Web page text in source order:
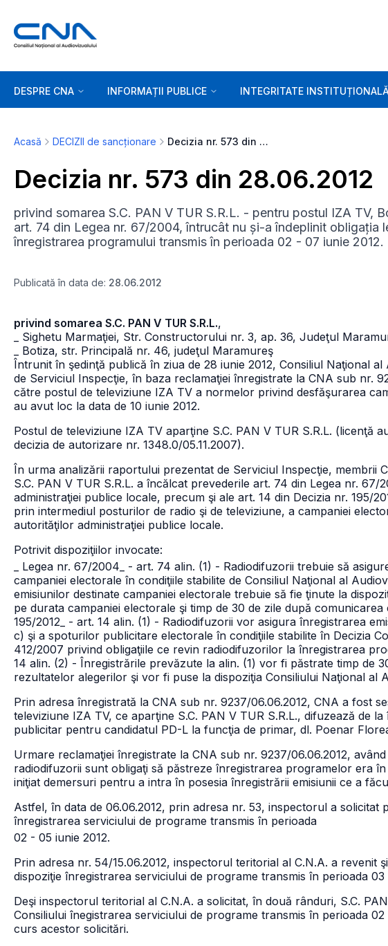
DESPRE CNA INFORMAȚII PUBLICE INTEGRITATE INSTITUȚIONALĂ
Acasă DECIZII de sancționare Decizia nr. 573 din 28.06.2012
Decizia nr. 573 din 28.06.2012
privind somarea S.C. PAN V TUR S.R.L. - pentru postul IZA TV,
art. 74 din Legea nr. 67/2004, întrucât nu și-a îndeplinit obligația
înregistrarea programului transmis în perioada 02 - 07 iunie 2012.
Publicată în data de: 28.06.2012
privind somarea S.C. PAN V TUR S.R.L.,
_ Sighetu Marmaţiei, Str. Constructorului nr. 3, ap. 36, Judeţul
_ Botiza, str. Principală nr. 46, judeţul Maramureş
Întrunit în şedinţă publică în ziua de 28 iunie 2012, Consiliul Naţional
de Serviciul Inspecţie, în baza reclamaţiei înregistrate la CNA sub nr.
către postul de televiziune IZA TV a normelor privind desfăşurarea
au avut loc la data de 10 iunie 2012.
Postul de televiziune IZA TV aparţine S.C. PAN V TUR S.R.L. (licenţă
decizia de autorizare nr. 1348.0/05.11.2007).
În urma analizării raportului prezentat de Serviciul Inspecţie, membrii
S.C. PAN V TUR S.R.L. a încălcat prevederile art. 74 din Legea nr.
administraţiei publice locale, precum şi ale art. 14 din Decizia nr. 195/
prin intermediul posturilor de radio şi de televiziune, a campaniei
autorităţilor administraţiei publice locale.
Potrivit dispoziţiilor invocate:
_ Legea nr. 67/2004 _ - art. 74 alin. (1) - Radiodifuzorii trebuie să
campaniei electorale în condiţiile stabilite de Consiliul Naţional al
emisiunilor destinate campaniei electorale trebuie să fie ţinute la
pe durata campaniei electorale şi timp de 30 de zile după
195/2012 _ - art. 14 alin. (1) - Radiodifuzorii vor asigura înregistrarea
c) şi a spoturilor publicitare electorale în condiţiile stabilite în Decizia
412/2007 privind obligaţiile ce revin radiodifuzorilor la înregistrarea
14 alin. (2) - Înregistrările prevăzute la alin. (1) vor fi păstrate timp de
rezultatelor alegerilor şi vor fi puse la dispoziţia Consiliului Naţional al
Prin adresa înregistrată la CNA sub nr. 9237/06.06.2012, CNA a fost
televiziune IZA TV, ce aparţine S.C. PAN V TUR S.R.L., difuzează de
publicitar pentru candidatul PD-L la funcţia de primar, dl. Poenar
Urmare reclamaţiei înregistrate la CNA sub nr. 9237/06.06.2012,
radiodifuzorii sunt obligaţi să păstreze înregistrarea programelor era
iniţiat demersuri pentru a intra în posesia înregistrării emisiunii ce a
Astfel, în data de 06.06.2012, prin adresa nr. 53, inspectorul a solicitat
înregistrarea serviciului de programe transmis în perioada
02 - 05 iunie 2012.
Prin adresa nr. 54/15.06.2012, inspectorul teritorial al C.N.A. a revenit
dispoziţie înregistrarea serviciului de programe transmis în perioada 03
Deşi inspectorul teritorial al C.N.A. a solicitat, în două rânduri, S.C.
Consiliului înegistrarea serviciului de programe transmis în perioada
curs acestor solicitări.